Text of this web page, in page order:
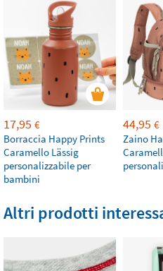
17,95 €
Borraccia Happy Prints
Caramello Lässig
personalizzabile per
bambini
44,95 €
Zaino
Altri prodotti